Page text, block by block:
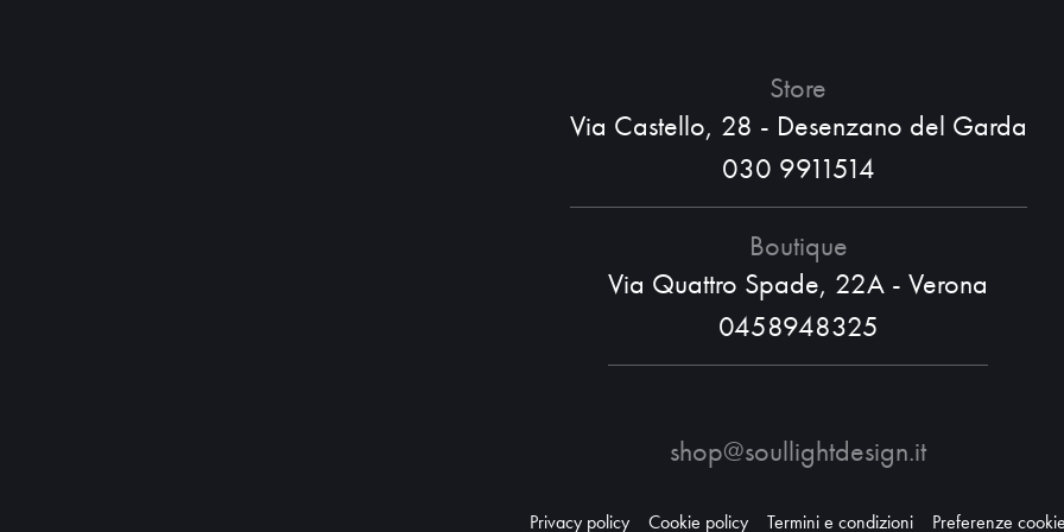
Store
Via Castello, 28 - Desenzano del Garda
030 9911514
Boutique
Via Quattro Spade, 22A - Verona
0458948325
shop@soullightdesign.it
Privacy policy Cookie policy Termini e condizioni Preferenze